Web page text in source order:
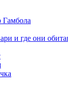
Гамбола
и где они